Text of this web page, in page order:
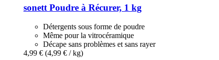
sonettPoudre à Récurer, 1 kg
Détergents sous forme de poudre
Même pour la vitrocéramique
Décape sans problèmes et sans rayer
4,99 € (4,99 € / kg)